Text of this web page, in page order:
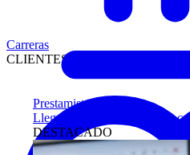
Prestamistas
Llegue antes a compradores
DESTACADO
Carreras
CLIENTES